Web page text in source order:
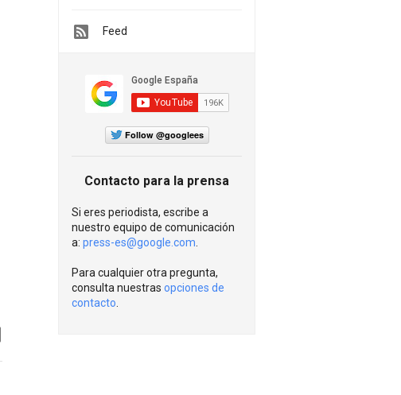
Feed
Follow @googlees
Contacto para la prensa
Si eres periodista, escribe a
nuestro equipo de comunicación
a: press-es@google.com
Para cualquier otra pregunta,
consulta nuestras opciones de
contacto